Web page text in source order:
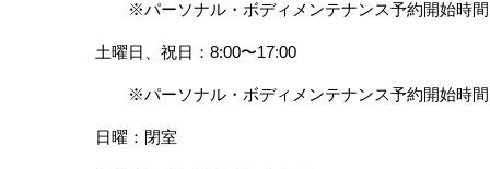
※パーソナル・ボディメンテナンス予約開始時間
土曜日、祝日：8:00〜17:00
※パーソナル・ボディメンテナンス予約開始時間
日曜：閉室